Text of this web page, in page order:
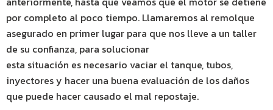
por completo al poco tiempo. Llamaremos al remolque
asegurado en primer lugar para que nos lleve a un taller
de su confianza, para solucionar
esta situación es necesario vaciar el tanque, tubos,
inyectores y hacer una buena evaluación de los daños
que puede hacer causado el mal repostaje.